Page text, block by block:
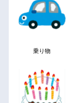
乗り物